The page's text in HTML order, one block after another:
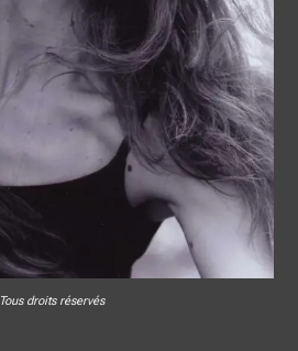
Tous droits réservés